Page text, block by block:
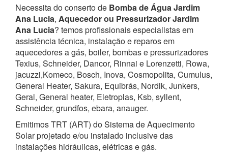
Necessita do conserto de Bomba de ÁguaJardim
Ana Lucia, Aquecedor ou PressurizadorJardim
Ana Lucia? temos profissionais especialistas em
assistência técnica, instalação e reparos em
aquecedores a gás, boiler, bombas e pressurizadores
Texius, Schneider, Dancor, Rinnai e Lorenzetti, Rowa,
jacuzzi,Komeco, Bosch, Inova, Cosmopolita, Cumulus,
General Heater, Sakura, Equibrás, Nordik, Junkers,
Geral, General heater, Eletroplas, Ksb, syllent,
Schneider, grundfos, ebara, anauger.
Emitimos TRT (ART) do Sistema de Aquecimento
Solar projetado e/ou instalado inclusive das
instalações hidráulicas, elétricas e gás.